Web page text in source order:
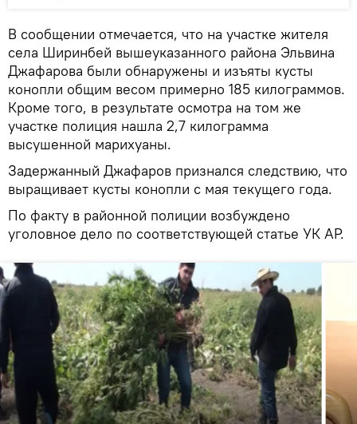
В сообщении отмечается, что на участке жителя
села Ширинбей вышеуказанного района Эльвина
Джафарова были обнаружены и изъяты кусты
конопли общим весом примерно 185 килограммов.
Кроме того, в результате осмотра на том же
участке полиция нашла 2,7 килограмма
высушенной марихуаны.
Задержанный Джафаров признался следствию, что
выращивает кусты конопли с мая текущего года.
По факту в районной полиции возбуждено
уголовное дело по соответствующей статье УК АР.